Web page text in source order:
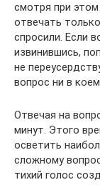
смотря при
отвечать
спросили. Если
извинившись,
не
вопрос ни в
Отвечая на
минут. Этого
осветить
сложному
тихий голос